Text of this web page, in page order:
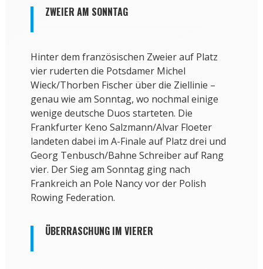
ZWEIER AM SONNTAG
Hinter dem französischen Zweier auf Platz
vier ruderten die Potsdamer Michel
Wieck/Thorben Fischer über die Ziellinie –
genau wie am Sonntag, wo nochmal einige
wenige deutsche Duos starteten. Die
Frankfurter Keno Salzmann/Alvar Floeter
landeten dabei im A-Finale auf Platz drei und
Georg Tenbusch/Bahne Schreiber auf Rang
vier. Der Sieg am Sonntag ging nach
Frankreich an Pole Nancy vor der Polish
Rowing Federation.
ÜBERRASCHUNG IM VIERER